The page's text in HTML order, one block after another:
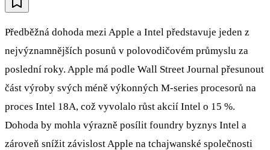
Předběžná dohoda mezi Apple a Intel představuje jeden z
nejvýznamnějších posunů v polovodičovém průmyslu za
poslední roky. Apple má podle Wall Street Journal přesunout
část výroby svých méně výkonných M-series procesorů na
proces Intel 18A, což vyvolalo růst akcií Intel o 15 %.
Dohoda by mohla výrazně posílit foundry byznys Intel a
zároveň snížit závislost Apple na tchajwanské společnosti